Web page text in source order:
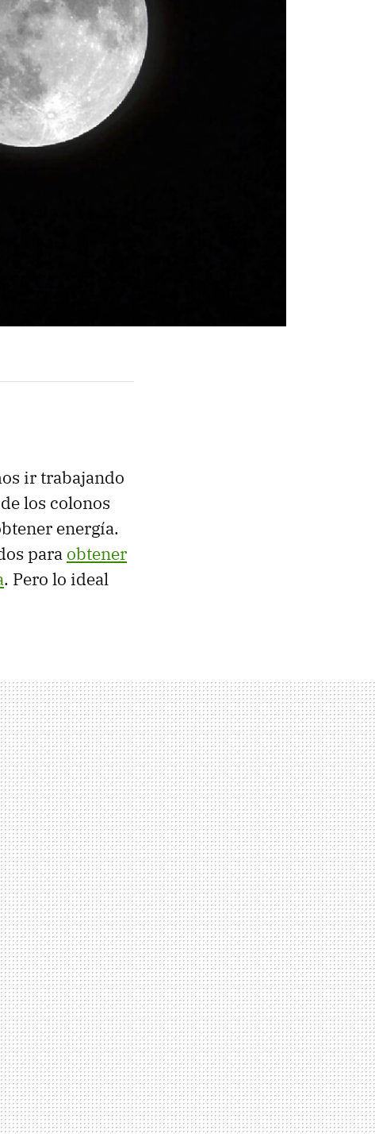
ir trabajando
los colonos
energía.
para obtener
. Pero lo ideal